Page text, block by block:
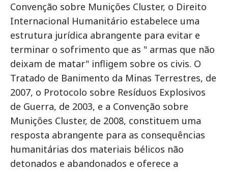
Convenção sobre Munições Cluster, o Direito
Internacional Humanitário estabelece uma
estrutura jurídica abrangente para evitar e
terminar o sofrimento que as " armas que não
deixam de matar" infligem sobre os civis. O
Tratado de Banimento da Minas Terrestres, de
2007, o Protocolo sobre Resíduos Explosivos
de Guerra, de 2003, e a Convenção sobre
Munições Cluster, de 2008, constituem uma
resposta abrangente para as consequências
humanitárias dos materiais bélicos não
detonados e abandonados e oferece a